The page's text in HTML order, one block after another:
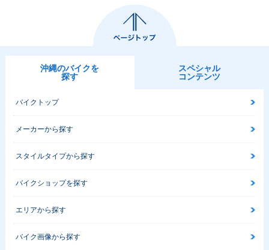
沖縄のバイクを
探す
スペシャル
コンテンツ
バイクトップ
メーカーから探す
スタイルタイプから探す
バイクショップを探す
エリアから探す
バイク画像から探す